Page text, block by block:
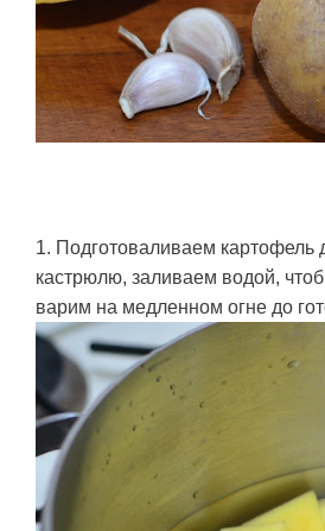
1. Подготоваливаем картофель
кастрюлю, заливаем водой,
варим на медленном огне до